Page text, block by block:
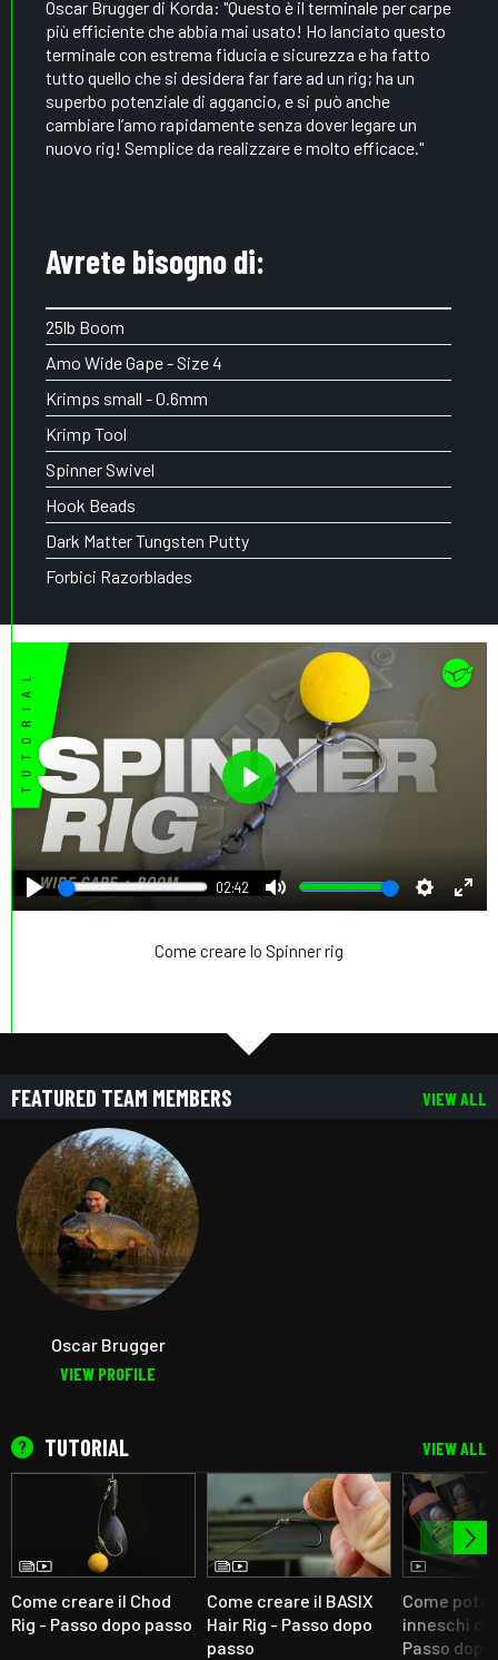
Oscar Brugger di Korda: "Questo è il terminale per carpe
più efficiente che abbia mai usato! Ho lanciato questo
terminale con estrema fiducia e sicurezza e ha fatto
tutto quello che si desidera far fare ad un rig; ha un
superbo potenziale di aggancio, e si può anche
cambiare l’amo rapidamente senza dover legare un
nuovo rig! Semplice da realizzare e molto efficace."
Avrete bisogno di:
25lb Boom
Amo Wide Gape - Size 4
Krimps small - 0.6mm
Krimp Tool
Spinner Swivel
Hook Beads
Dark Matter Tungsten Putty
Forbici Razorblades
Play
02:42
Mute Settings
Play
Come creare lo Spinner rig
FEATURED TEAM MEMBERS VIEW ALL
Oscar Brugger
VIEW PROFILE
TUTORIAL VIEW ALL
Come creare il Chod
Rig - Passo dopo passo
Come creare il BASIX
Hair Rig - Passo dopo
passo
Come
inneschi
Passo